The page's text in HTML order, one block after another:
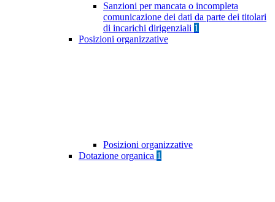
Sanzioni per mancata o incompleta
comunicazione dei dati da parte dei titolari
di incarichi dirigenziali 1
Posizioni organizzative
Posizioni organizzative
Dotazione organica 1